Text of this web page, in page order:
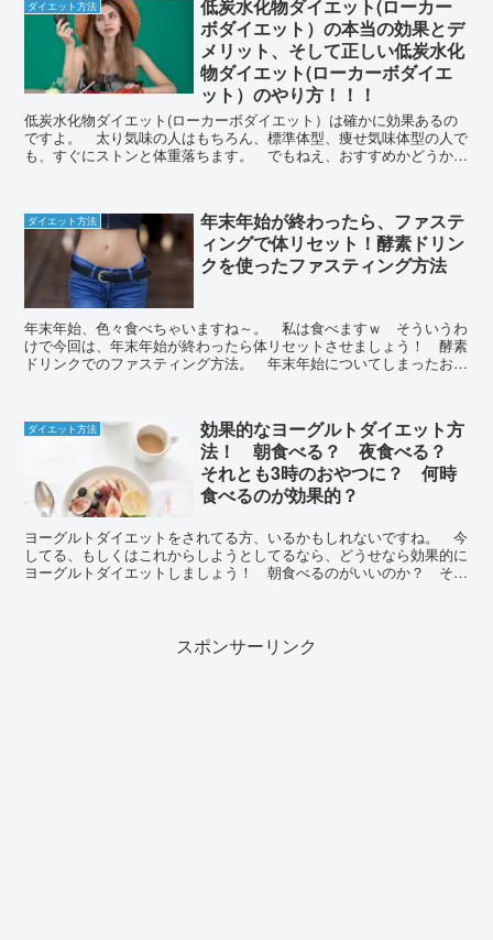
ダイエット方法
低炭水化物ダイエット(ローカー
ボダイエット）の本当の効果とデ
メリット、そして正しい低炭水化
物ダイエット(ローカーボダイエ
ット）のやり方！！！
低炭水化物ダイエット(ローカーボダイエット）は確かに効果あるの
ですよ。 太り気味の人はもちろん、標準体型、痩せ気味体型の人で
も、すぐにストンと体重落ちます。 でもねえ、おすすめかどうかと
ダイエット方法
年末年始が終わったら、ファステ
ィングで体リセット！酵素ドリン
クを使ったファスティング方法
年末年始、色々食べちゃいますね～。 私は食べますｗ そういうわ
けで今回は、年末年始が終わったら体リセットさせましょう！ 酵素
ドリンクでのファスティング方法。 年末年始についてしまったお肉
ダイエット方法
効果的なヨーグルトダイエット方
法！ 朝食べる？ 夜食べる？
それとも3時のおやつに？ 何時
食べるのが効果的？
ヨーグルトダイエットをされてる方、いるかもしれないですね。 今
してる、もしくはこれからしようとしてるなら、どうせなら効果的に
ヨーグルトダイエットしましょう！ 朝食べるのがいいのか？ それ
スポンサーリンク